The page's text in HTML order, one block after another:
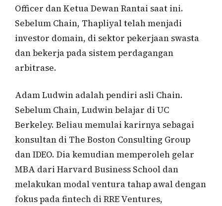
Officer dan Ketua Dewan Rantai saat ini.
Sebelum Chain, Thapliyal telah menjadi
investor domain, di sektor pekerjaan swasta
dan bekerja pada sistem perdagangan
arbitrase.
Adam Ludwin adalah pendiri asli Chain.
Sebelum Chain, Ludwin belajar di UC
Berkeley. Beliau memulai karirnya sebagai
konsultan di The Boston Consulting Group
dan IDEO. Dia kemudian memperoleh gelar
MBA dari Harvard Business School dan
melakukan modal ventura tahap awal dengan
fokus pada fintech di RRE Ventures,